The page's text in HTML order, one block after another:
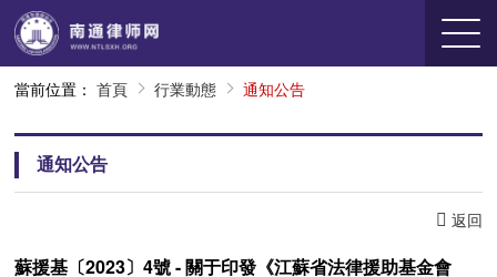
當前位置： 首頁 行業動態 通知公告
通知公告
返回
蘇援基〔2023〕4號 - 關于印發《江蘇省法律援助基金會